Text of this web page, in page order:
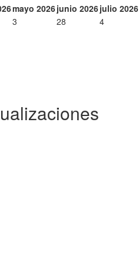
mayo 2026junio 2026julio 2026
3 28 4